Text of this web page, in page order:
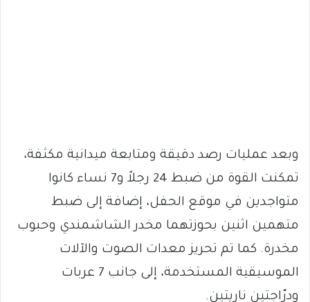
وبعد عمليات رصد دقيقة ومتابعة ميدانية مكثفة،
تمكنت القوة من ضبط 24 رجلاً و7 نساء كانوا
متواجدين في موقع الحفل، إضافة إلى ضبط
متهمين اثنين بحوزتهما مخدر الشاشمندي وحبوب
مخدرة. كما تم تحريز معدات الصوت والآلات
الموسيقية المستخدمة، إلى جانب 7 عربات
ودرّاجتين ناريتين.